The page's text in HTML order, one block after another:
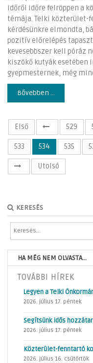
időről időre felröppen a
témája. Telki közterület-
kérdésünkre elmondta,
pozitív előrelépés
kevesebbszer kell póráz
kiszökő kutyák esetében
gyepmesternek, még
Bővebben ...
Első
529
533 534 535
Utolsó
KERESÉS
HA MÉG NEM OLVASTA...
TOVÁBBI HÍREK
Legyen a Telki
2026. július 17. péntek
Segítsünk idős
2026. július 17. péntek
Közterület-fenntartó
2026. július 16. csütörtök